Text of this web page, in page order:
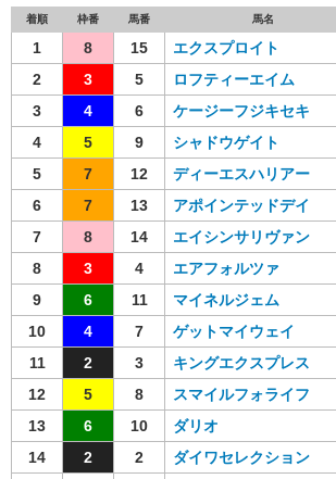
着順 枠番 馬番 馬名
1 8 15 エクスプロイト
2
3 5 ロフティーエイム
3
4 6 ケージーフジキセキ
4
5 9 シャドウゲイト
5
7 12 ディーエスハリアー
6
7 13 アポインテッドデイ
7
8 14 エイシンサリヴァン
8
3 4 エアフォルツァ
9
6 11 マイネルジェム
10
4 7 ゲットマイウェイ
11
2 3 キングエクスプレス
12
5 8 スマイルフォライフ
13
6 10 ダリオ
14
2 2 ダイワセレクション